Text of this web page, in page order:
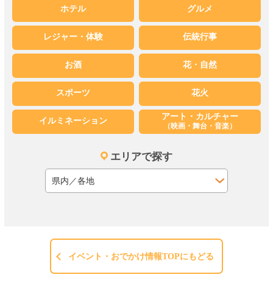
ホテル グルメ
レジャー・体験 伝統行事
お酒 花・自然
スポーツ 花火
イルミネーション アート・カルチャー
（映画・舞台・音楽）
エリアで探す
イベント・おでかけ情報TOPにもどる